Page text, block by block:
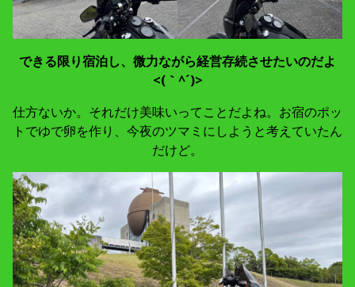
できる限り宿泊し、微力ながら経営存続させたいのだよ
<(｀^´)>
仕方ないか。それだけ美味いってことだよね。お宿のポッ
トでゆで卵を作り、今夜のツマミにしようと考えていたん
だけど。